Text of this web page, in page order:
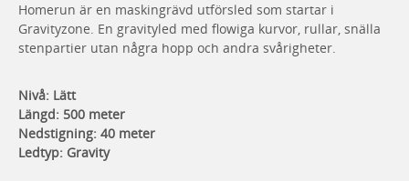
Homerun är en maskingrävd utförsled som startar i
Gravityzone. En gravityled med flowiga kurvor, rullar, snälla
stenpartier utan några hopp och andra svårigheter.
Nivå: Lätt
Längd: 500 meter
Nedstigning: 40 meter
Ledtyp: Gravity